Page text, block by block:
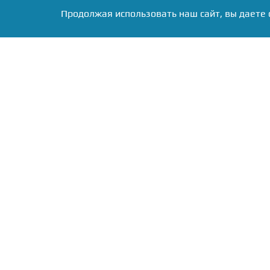
Продолжая использовать наш сайт, вы даете